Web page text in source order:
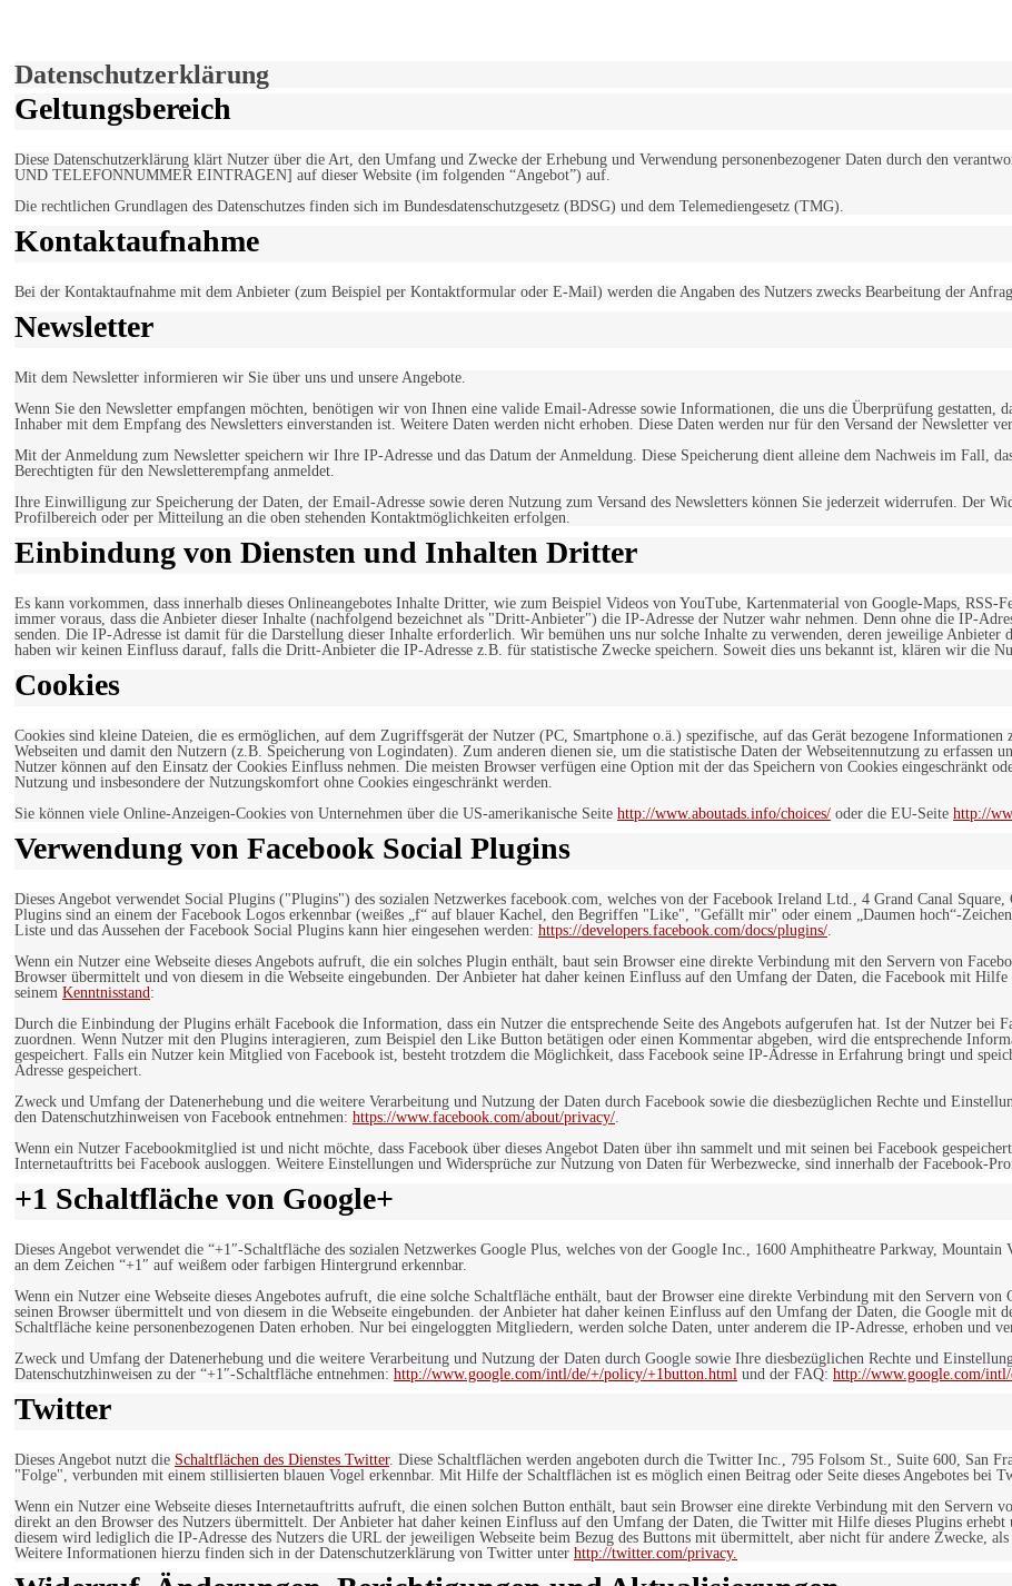
Datenschutzerklärung
Geltungsbereich
Diese Datenschutzerklärung klärt Nutzer über die Art, den Umfang und Zwecke der Erhebung und Verwendung personenbezogener Daten durch den
UND TELEFONNUMMER EINTRAGEN] auf dieser Website (im folgenden “Angebot”) auf.
Die rechtlichen Grundlagen des Datenschutzes finden sich im Bundesdatenschutzgesetz (BDSG) und dem Telemediengesetz (TMG).
Kontaktaufnahme
Bei der Kontaktaufnahme mit dem Anbieter (zum Beispiel per Kontaktformular oder E-Mail) werden die Angaben des Nutzers zwecks Bearbeitung der
Newsletter
Mit dem Newsletter informieren wir Sie über uns und unsere Angebote.
Wenn Sie den Newsletter empfangen möchten, benötigen wir von Ihnen eine valide Email-Adresse sowie Informationen, die uns die Überprüfung gestatten,
Inhaber mit dem Empfang des Newsletters einverstanden ist. Weitere Daten werden nicht erhoben. Diese Daten werden nur für den Versand der Newsletter
Mit der Anmeldung zum Newsletter speichern wir Ihre IP-Adresse und das Datum der Anmeldung. Diese Speicherung dient alleine dem Nachweis im Fall,
Berechtigten für den Newsletterempfang anmeldet.
Ihre Einwilligung zur Speicherung der Daten, der Email-Adresse sowie deren Nutzung zum Versand des Newsletters können Sie jederzeit widerrufen. Der
Profilbereich oder per Mitteilung an die oben stehenden Kontaktmöglichkeiten erfolgen.
Einbindung von Diensten und Inhalten Dritter
Es kann vorkommen, dass innerhalb dieses Onlineangebotes Inhalte Dritter, wie zum Beispiel Videos von YouTube, Kartenmaterial von Google-Maps, RSS-
immer voraus, dass die Anbieter dieser Inhalte (nachfolgend bezeichnet als "Dritt-Anbieter") die IP-Adresse der Nutzer wahr nehmen. Denn ohne die IP-
senden. Die IP-Adresse ist damit für die Darstellung dieser Inhalte erforderlich. Wir bemühen uns nur solche Inhalte zu verwenden, deren jeweilige
haben wir keinen Einfluss darauf, falls die Dritt-Anbieter die IP-Adresse z.B. für statistische Zwecke speichern. Soweit dies uns bekannt ist, klären wir die
Cookies
Cookies sind kleine Dateien, die es ermöglichen, auf dem Zugriffsgerät der Nutzer (PC, Smartphone o.ä.) spezifische, auf das Gerät bezogene
Webseiten und damit den Nutzern (z.B. Speicherung von Logindaten). Zum anderen dienen sie, um die statistische Daten der Webseitennutzung zu erfassen
Nutzer können auf den Einsatz der Cookies Einfluss nehmen. Die meisten Browser verfügen eine Option mit der das Speichern von Cookies eingeschränkt
Nutzung und insbesondere der Nutzungskomfort ohne Cookies eingeschränkt werden.
Sie können viele Online-Anzeigen-Cookies von Unternehmen über die US-amerikanische Seite http://www.aboutads.info/choices/ oder die EU-Seite http://
Verwendung von Facebook Social Plugins
Dieses Angebot verwendet Social Plugins ("Plugins") des sozialen Netzwerkes facebook.com, welches von der Facebook Ireland Ltd., 4 Grand Canal
Plugins sind an einem der Facebook Logos erkennbar (weißes „f“ auf blauer Kachel, den Begriffen "Like", "Gefällt mir" oder einem „Daumen hoch“-
Liste und das Aussehen der Facebook Social Plugins kann hier eingesehen werden: https://developers.facebook.com/docs/plugins/.
Wenn ein Nutzer eine Webseite dieses Angebots aufruft, die ein solches Plugin enthält, baut sein Browser eine direkte Verbindung mit den Servern von
Browser übermittelt und von diesem in die Webseite eingebunden. Der Anbieter hat daher keinen Einfluss auf den Umfang der Daten, die Facebook mit
seinem Kenntnisstand:
Durch die Einbindung der Plugins erhält Facebook die Information, dass ein Nutzer die entsprechende Seite des Angebots aufgerufen hat. Ist der Nutzer bei
zuordnen. Wenn Nutzer mit den Plugins interagieren, zum Beispiel den Like Button betätigen oder einen Kommentar abgeben, wird die entsprechende
gespeichert. Falls ein Nutzer kein Mitglied von Facebook ist, besteht trotzdem die Möglichkeit, dass Facebook seine IP-Adresse in Erfahrung bringt und
Adresse gespeichert.
Zweck und Umfang der Datenerhebung und die weitere Verarbeitung und Nutzung der Daten durch Facebook sowie die diesbezüglichen Rechte und
den Datenschutzhinweisen von Facebook entnehmen: https://www.facebook.com/about/privacy/.
Wenn ein Nutzer Facebookmitglied ist und nicht möchte, dass Facebook über dieses Angebot Daten über ihn sammelt und mit seinen bei Facebook
Internetauftritts bei Facebook ausloggen. Weitere Einstellungen und Widersprüche zur Nutzung von Daten für Werbezwecke, sind innerhalb der Facebook-
+1 Schaltfläche von Google+
Dieses Angebot verwendet die “+1″-Schaltfläche des sozialen Netzwerkes Google Plus, welches von der Google Inc., 1600 Amphitheatre Parkway,
an dem Zeichen “+1″ auf weißem oder farbigen Hintergrund erkennbar.
Wenn ein Nutzer eine Webseite dieses Angebotes aufruft, die eine solche Schaltfläche enthält, baut der Browser eine direkte Verbindung mit den Servern
seinen Browser übermittelt und von diesem in die Webseite eingebunden. der Anbieter hat daher keinen Einfluss auf den Umfang der Daten, die Google
Schaltfläche keine personenbezogenen Daten erhoben. Nur bei eingeloggten Mitgliedern, werden solche Daten, unter anderem die IP-Adresse, erhoben und
Zweck und Umfang der Datenerhebung und die weitere Verarbeitung und Nutzung der Daten durch Google sowie Ihre diesbezüglichen Rechte und
Datenschutzhinweisen zu der “+1″-Schaltfläche entnehmen: http://www.google.com/intl/de/+/policy/+1button.html und der FAQ: http://www.google.com/
Twitter
Dieses Angebot nutzt die Schaltflächen des Dienstes Twitter. Diese Schaltflächen werden angeboten durch die Twitter Inc., 795 Folsom St., Suite 600, San
"Folge", verbunden mit einem stillisierten blauen Vogel erkennbar. Mit Hilfe der Schaltflächen ist es möglich einen Beitrag oder Seite dieses Angebotes bei
Wenn ein Nutzer eine Webseite dieses Internetauftritts aufruft, die einen solchen Button enthält, baut sein Browser eine direkte Verbindung mit den
direkt an den Browser des Nutzers übermittelt. Der Anbieter hat daher keinen Einfluss auf den Umfang der Daten, die Twitter mit Hilfe dieses Plugins
diesem wird lediglich die IP-Adresse des Nutzers die URL der jeweiligen Webseite beim Bezug des Buttons mit übermittelt, aber nicht für andere Zwecke,
Weitere Informationen hierzu finden sich in der Datenschutzerklärung von Twitter unter http://twitter.com/privacy.